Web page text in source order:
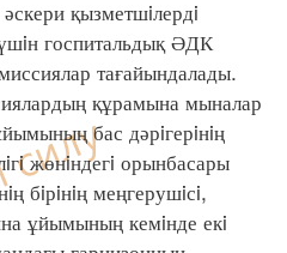
қызметшiлердi
госпитальдық ӘДК
тағайындалады.
құрамына мыналар
бас дәрiгерiнiң
жөнiндегi орынбасары
бiрiнiң меңгерушiсi,
ұйымының кемiнде екi